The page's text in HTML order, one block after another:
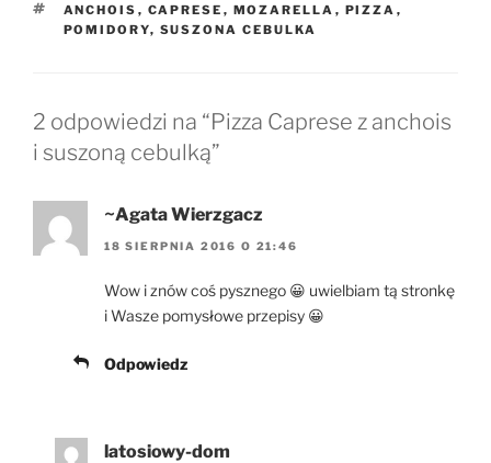
TAGI
ANCHOIS , CAPRESE , MOZARELLA , PIZZA ,
POMIDORY, SUSZONA CEBULKA
2 odpowiedzi na “Pizza Caprese z anchois
i suszoną cebulką”
~Agata Wierzgacz
18 SIERPNIA 2016 O 21:46
Wow i znów coś pysznego 😀 uwielbiam tą stronkę
i Wasze pomysłowe przepisy 😀
Odpowiedz
latosiowy-dom